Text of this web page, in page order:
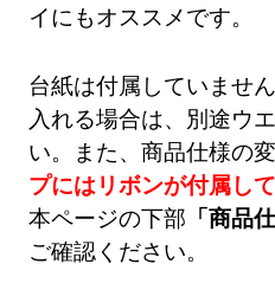
イにもオススメです。
台紙は付属していませ
入れる場合は、別途ウ
い。また、商品仕様の
プにはリボンが付属し
本ページの下部 「商品
ご確認ください。